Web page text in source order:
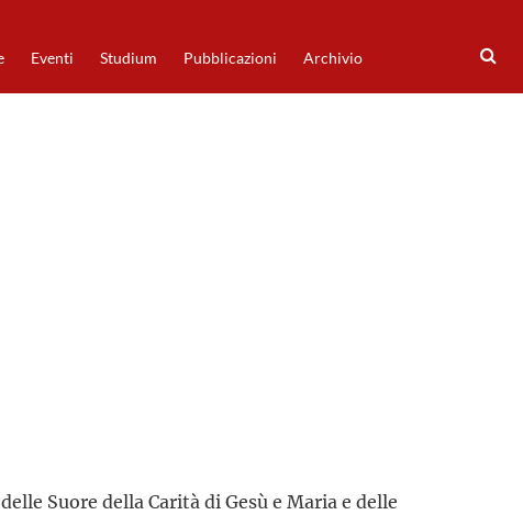
Eventi Studium Pubblicazioni Archivio
Suore della Carità di Gesù e Maria e delle